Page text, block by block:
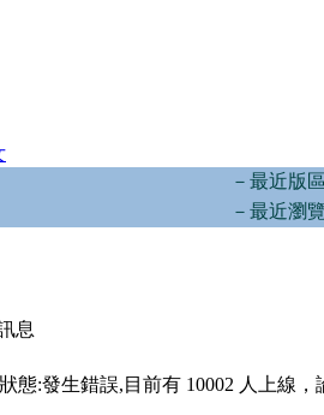
－最近版
－最近瀏
息
狀態:發生錯誤,目前有 10002 人上線